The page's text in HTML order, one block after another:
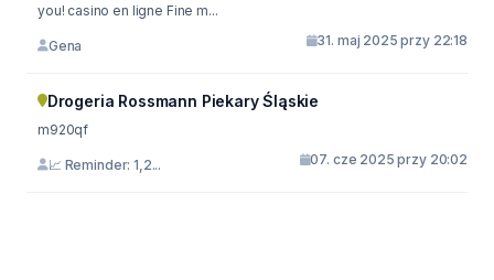
you! casino en ligne Fine m...
Gena 31. maj 2025 przy 22:18
Drogeria Rossmann Piekary Śląskie
m920qf
📈 Reminder: 1,2... 07. cze 2025 przy 20:02